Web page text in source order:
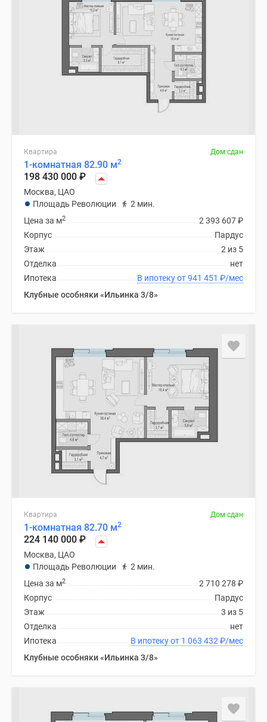
Квартира Дом сдан
1-комнатная 82.90 м2
198 430 000 ₽
Москва, ЦАО
Площадь Революции
2 мин.
2 393 607₽
Цена за м2
Пардус
Корпус
2 из 5
Этаж
нет
Отделка
В ипотеку от 941 451 ₽/мес
Ипотека
Клубные особняки «Ильинка 3/8»
Квартира Дом сдан
1-комнатная 82.70 м2
224 140 000 ₽
Москва, ЦАО
Площадь Революции
2 мин.
2 710 278 ₽
Цена за м2
Пардус
Корпус
3 из 5
Этаж
нет
Отделка
В ипотеку от 1 063 432 ₽/мес
Ипотека
Клубные особняки «Ильинка 3/8»